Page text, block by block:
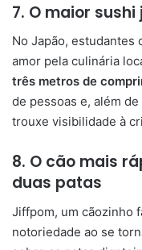
7. O maior
No Japão, estudantes
amor pela culinária
três metros de
de pessoas e, além
trouxe visibilidade à
8. O cão mais
duas patas
Jiffpom, um cãozinho
notoriedade ao se